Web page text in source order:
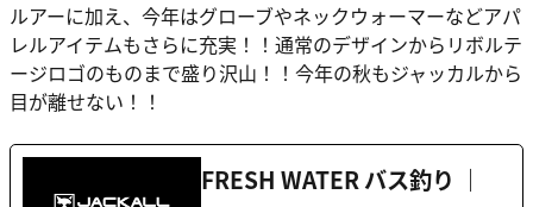
ルアーに加え、今年はグローブやネックウォーマーなどアパ
レルアイテムもさらに充実！！通常のデザインからリボルテ
ージロゴのものまで盛り沢山！！今年の秋もジャッカルから
目が離せない！！
FRESH WATER バス釣り ｜